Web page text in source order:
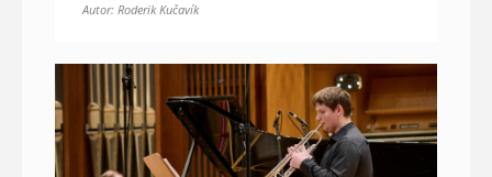
Autor: Roderik Kučavík